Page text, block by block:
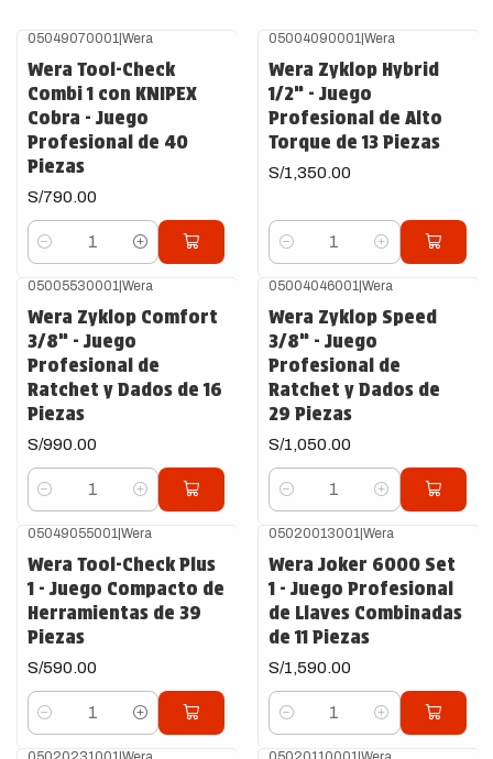
05049070001| Wera
Wera Tool-Check
Combi 1 con KNIPEX
Cobra - Juego
Profesional de 40
Piezas
S/790.00
Cantidad
05004090001 Wera
Wera Zyklop Hybrid
1/2” - Juego
Profesional de Alto
Torque de 13 Piezas
S/1,350.00
Cantidad
05005530001| Wera
Wera Zyklop Comfort
3/8” - Juego
Profesional de
Ratchet y Dados de 16
Piezas
S/990.00
Cantidad
05004046001 Wera
Wera Zyklop Speed
3/8” - Juego
Profesional de
Ratchet y Dados de
29 Piezas
S/1,050.00
Cantidad
05049055001| Wera
Wera Tool-Check Plus
1 - Juego Compacto de
Herramientas de 39
Piezas
S/590.00
Cantidad
05020013001 Wera
Wera Joker 6000 Set
1 - Juego Profesional
de Llaves Combinadas
de 11 Piezas
S/1,590.00
Cantidad